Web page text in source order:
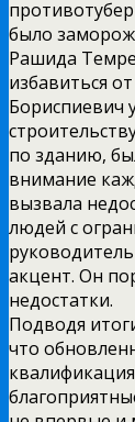
было
Рашида
избавиться
Бориспиевич
по зданию,
внимание
вызвала
людей с
акцент. Он
недостатки.
Подводя
что